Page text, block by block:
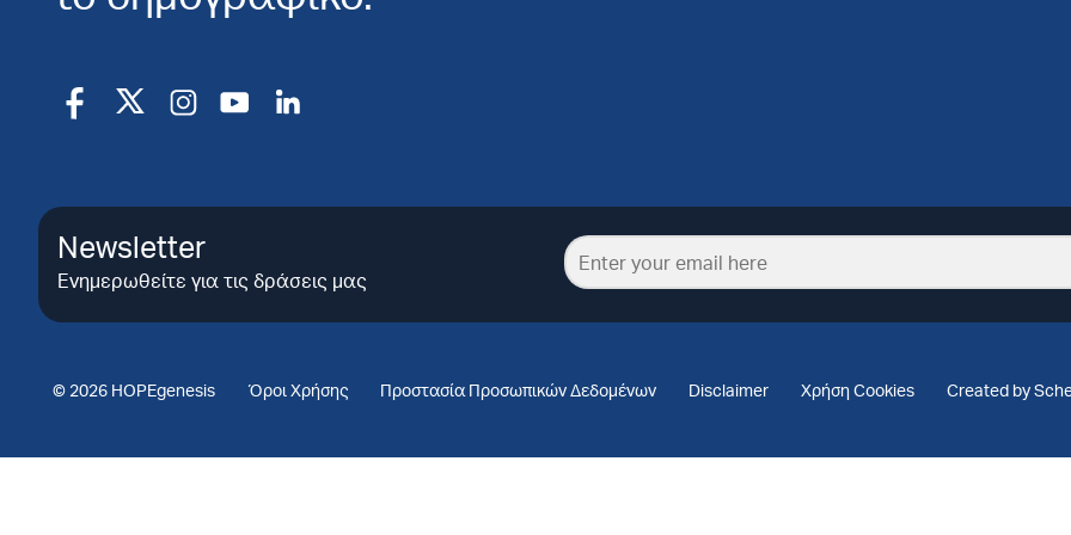
Newsletter
Ενημερωθείτε για τις δράσεις μας
© 2026 HOPEgenesis Όροι Χρήσης Προστασία Προσωπικών Δεδομένων Disclaimer Χρήση Cookies Created by